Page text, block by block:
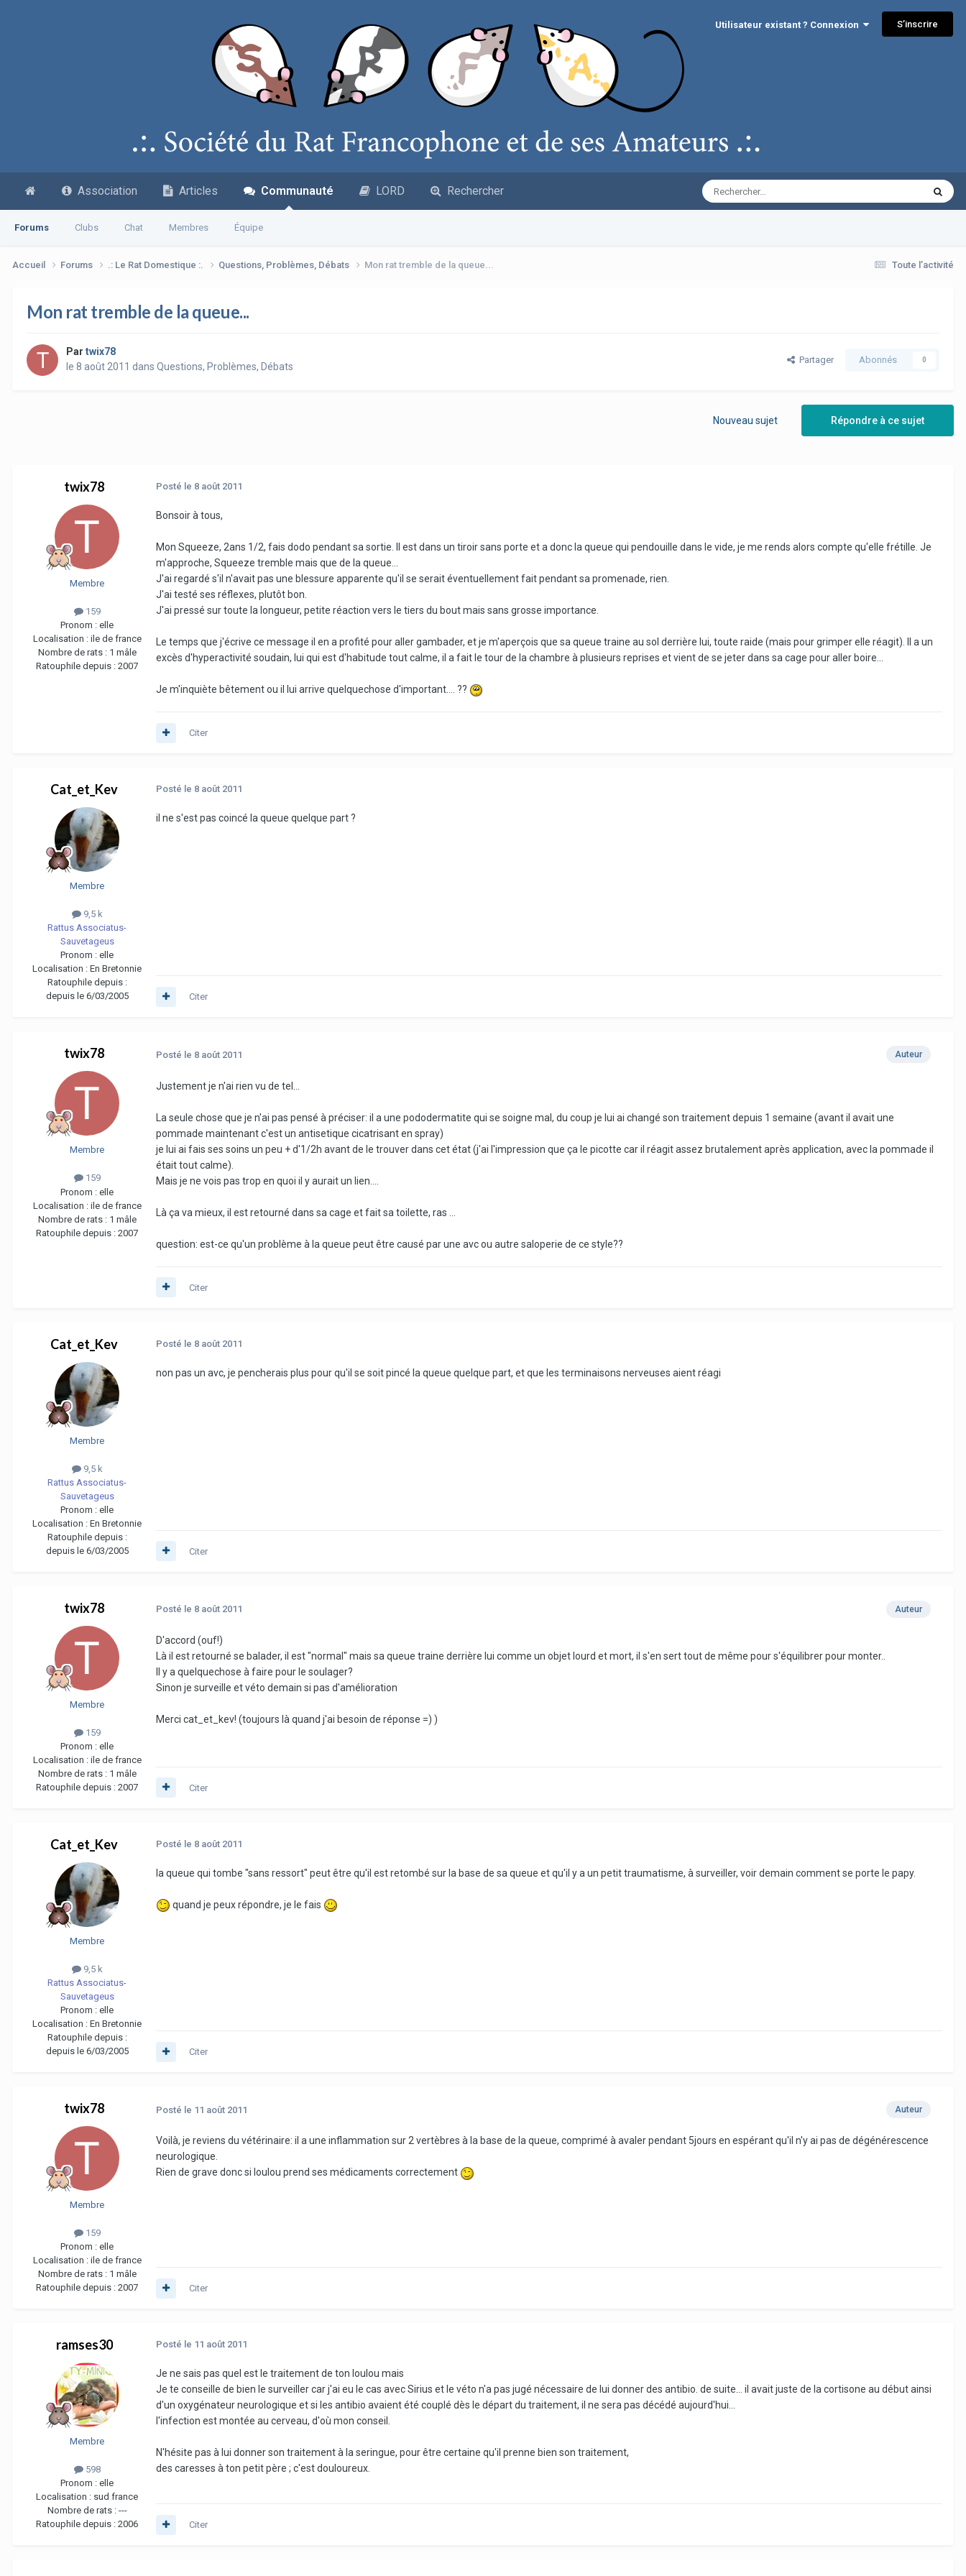
Utilisateur existant ? Connexion S’inscrire
Association Articles Communauté
Forums Clubs Chat Membres Équipe
LORD Rechercher
Toute l’activité
Accueil Forums .: Le Rat Domestique :. Questions, Problèmes, Débats Mon rat tremble de la queue...
Mon rat tremble de la queue...
Par twix78
le 8 août 2011 dans Questions, Problèmes, Débats
Partager Abonnés 0
Répondre à ce sujet
Nouveau sujet
twix78
Membre
159
Pronom : elle
Localisation : ile de france
Nombre de rats : 1 mâle
Ratouphile depuis : 2007
Posté le 8 août 2011
Bonsoir à tous,
Mon Squeeze, 2ans 1/2, fais dodo pendant sa sortie. Il est dans un tiroir sans porte et a donc la queue qui pendouille dans le vide, je me rends alors compte qu'elle frétille. Je
m'approche, Squeeze tremble mais que de la queue...
J'ai regardé s'il n'avait pas une blessure apparente qu'il se serait éventuellement fait pendant sa promenade, rien.
J'ai testé ses réflexes, plutôt bon.
J'ai pressé sur toute la longueur, petite réaction vers le tiers du bout mais sans grosse importance.
Le temps que j'écrive ce message il en a profité pour aller gambader, et je m'aperçois que sa queue traine au sol derrière lui, toute raide (mais pour grimper elle réagit). Il a un
excès d'hyperactivité soudain, lui qui est d'habitude tout calme, il a fait le tour de la chambre à plusieurs reprises et vient de se jeter dans sa cage pour aller boire...
Je m'inquiète bêtement ou il lui arrive quelquechose d'important.... ??
Citer
Cat_et_Kev
Membre
9,5 k
Rattus Associatus-
Sauvetageus
Pronom : elle
Localisation : En Bretonnie
Ratouphile depuis :
depuis le 6/03/2005
Posté le 8 août 2011
il ne s'est pas coincé la queue quelque part ?
Citer
twix78
Membre
159
Pronom : elle
Localisation : ile de france
Nombre de rats : 1 mâle
Ratouphile depuis : 2007
Auteur
Posté le 8 août 2011
Justement je n'ai rien vu de tel...
La seule chose que je n'ai pas pensé à préciser: il a une pododermatite qui se soigne mal, du coup je lui ai changé son traitement depuis 1 semaine (avant il avait une
pommade maintenant c'est un antisetique cicatrisant en spray)
je lui ai fais ses soins un peu + d'1/2h avant de le trouver dans cet état (j'ai l'impression que ça le picotte car il réagit assez brutalement après application, avec la pommade il
était tout calme).
Mais je ne vois pas trop en quoi il y aurait un lien....
Là ça va mieux, il est retourné dans sa cage et fait sa toilette, ras ...
question: est-ce qu'un problème à la queue peut être causé par une avc ou autre saloperie de ce style??
Citer
Cat_et_Kev
Membre
9,5 k
Rattus Associatus-
Sauvetageus
Pronom : elle
Localisation : En Bretonnie
Ratouphile depuis :
depuis le 6/03/2005
Posté le 8 août 2011
non pas un avc, je pencherais plus pour qu'il se soit pincé la queue quelque part, et que les terminaisons nerveuses aient réagi
Citer
twix78
Membre
159
Pronom : elle
Localisation : ile de france
Nombre de rats : 1 mâle
Ratouphile depuis : 2007
Auteur
Posté le 8 août 2011
D'accord (ouf!)
Là il est retourné se balader, il est "normal" mais sa queue traine derrière lui comme un objet lourd et mort, il s'en sert tout de même pour s'équilibrer pour monter..
Il y a quelquechose à faire pour le soulager?
Sinon je surveille et véto demain si pas d'amélioration
Merci cat_et_kev! (toujours là quand j'ai besoin de réponse =) )
Citer
Cat_et_Kev
Membre
9,5 k
Rattus Associatus-
Sauvetageus
Pronom : elle
Localisation : En Bretonnie
Ratouphile depuis :
depuis le 6/03/2005
Posté le 8 août 2011
la queue qui tombe "sans ressort" peut être qu'il est retombé sur la base de sa queue et qu'il y a un petit traumatisme, à surveiller, voir demain comment se porte le papy.
quand je peux répondre, je le fais
Citer
twix78
Membre
159
Pronom : elle
Localisation : ile de france
Nombre de rats : 1 mâle
Ratouphile depuis : 2007
Auteur
Posté le 11 août 2011
Voilà, je reviens du vétérinaire: il a une inflammation sur 2 vertèbres à la base de la queue, comprimé à avaler pendant 5jours en espérant qu'il n'y ai pas de dégénérescence
neurologique.
Rien de grave donc si loulou prend ses médicaments correctement
Citer
ramses30
Membre
598
Pronom : elle
Localisation : sud france
Nombre de rats : ---
Ratouphile depuis : 2006
Posté le 11 août 2011
Je ne sais pas quel est le traitement de ton loulou mais
Je te conseille de bien le surveiller car j'ai eu le cas avec Sirius et le véto n'a pas jugé nécessaire de lui donner des antibio. de suite... il avait juste de la cortisone au début ainsi
d'un oxygénateur neurologique et si les antibio avaient été couplé dès le départ du traitement, il ne sera pas décédé aujourd'hui...
l'infection est montée au cerveau, d'où mon conseil.
N'hésite pas à lui donner son traitement à la seringue, pour être certaine qu'il prenne bien son traitement,
des caresses à ton petit père ; c'est douloureux.
Citer